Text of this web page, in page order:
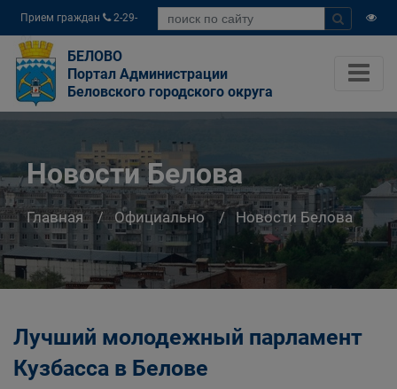
Прием граждан
2-29-
04
БЕЛОВО
Портал Администрации
Беловского городского округа
Новости Белова
Главная Официально Новости Белова
Лучший молодежный парламент
Кузбасса в Белове